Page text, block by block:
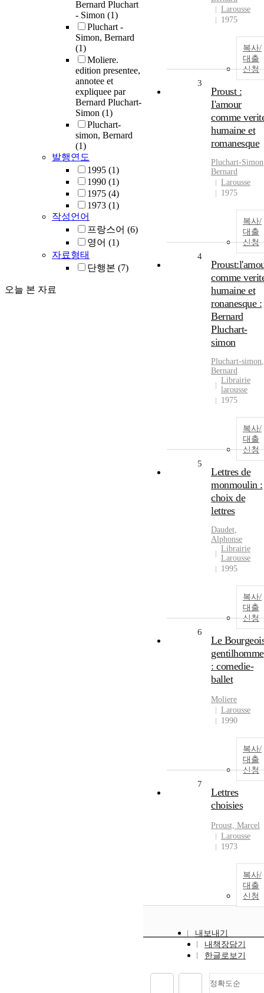
Bernard Pluchart
- Simon (1)
Pluchart -
Simon, Bernard
(1)
Moliere.
edition presentee,
annotee et
expliquee par
Bernard Pluchart-
Simon (1)
Pluchart-
simon, Bernard
(1)
발행연도
1995 (1)
1990 (1)
1975 (4)
1973 (1)
작성언어
프랑스어 (6)
영어 (1)
자료형태
단행본 (7)
오늘 본 자료
Larousse
1975
복사/
대출
신청
3
Proust :
I'amour
comme
humaine et
romanesque
Pluchart-Simon
Bernard
Larousse
1975
복사/
대출
신청
4
comme
humaine et
ronanesque :
Bernard
Pluchart-
simon
Pluchart-simon,
Bernard
Librairie
larousse
1975
복사/
대출
신청
5
Lettres de
monmoulin :
choix de
lettres
Daudet,
Alphonse
Librairie
Larousse
1995
복사/
대출
신청
6
Le
gentilhomme
: comedie-
ballet
Moliere
Larousse
1990
복사/
대출
신청
7
Lettres
choisies
Proust, Marcel
Larousse
1973
복사/
대출
신청
내보내기
내책장담기
한글로보기
정확도순